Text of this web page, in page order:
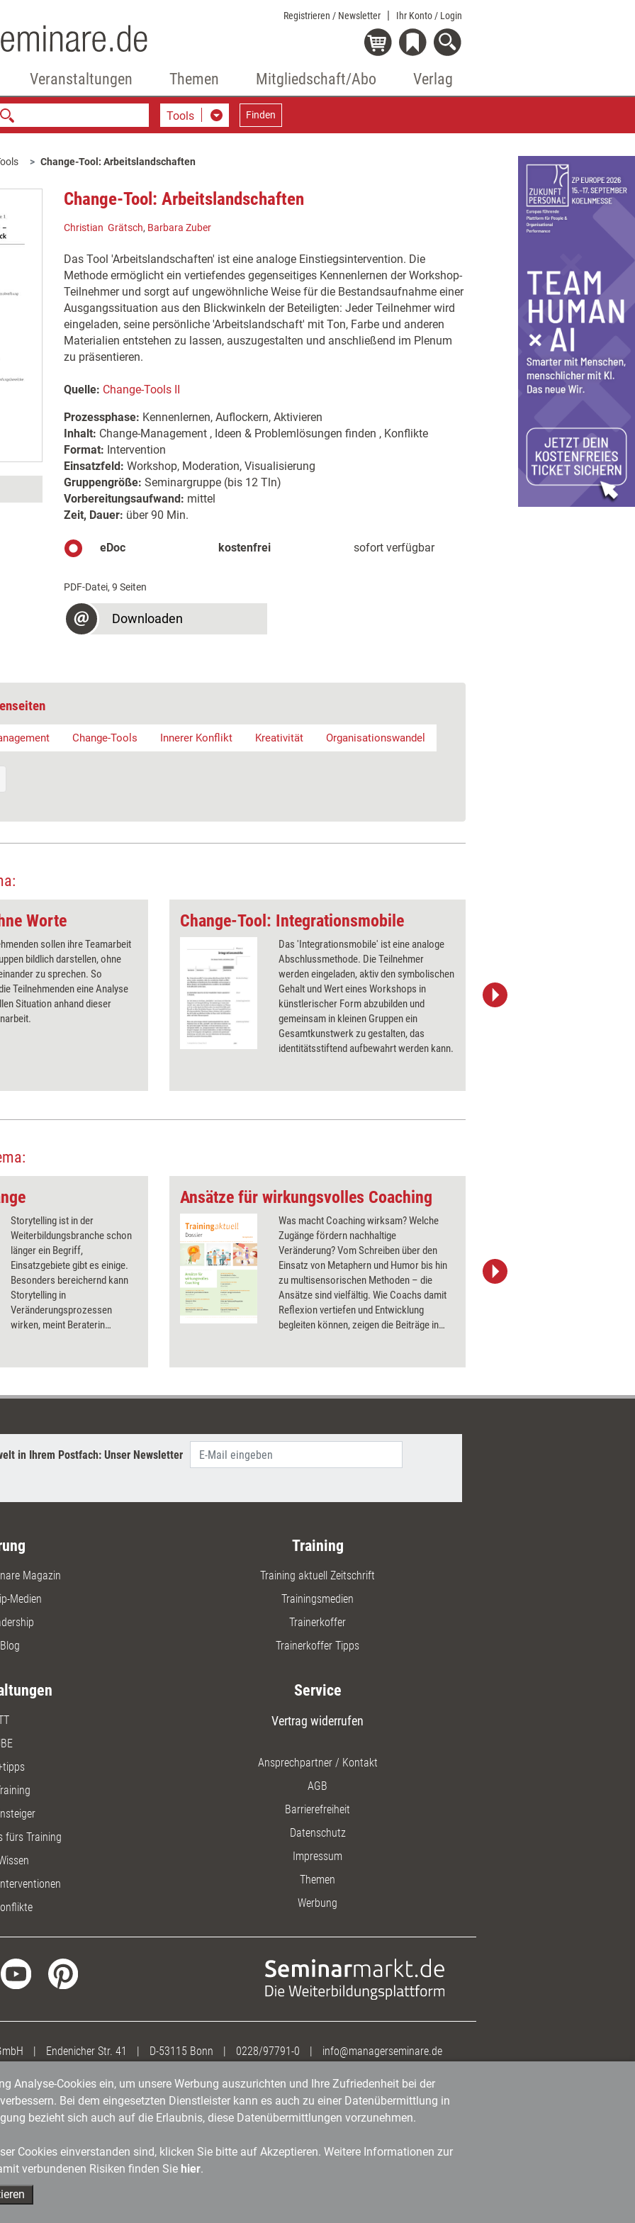
Registrieren / Newsletter Ihr Konto / Login
Veranstaltungen Themen Mitgliedschaft/Abo Verlag
Tools Finden
Change-Tool: Arbeitslandschaften
Change-Tool: Arbeitslandschaften
Christian Grätsch, Barbara Zuber
Das Tool 'Arbeitslandschaften' ist eine analoge Einstiegsintervention. Die
Methode ermöglicht ein vertiefendes gegenseitiges Kennenlernen der Workshop-
Teilnehmer und sorgt auf ungewöhnliche Weise für die Bestandsaufnahme einer
Ausgangssituation aus den Blickwinkeln der Beteiligten: Jeder Teilnehmer wird
eingeladen, seine persönliche 'Arbeitslandschaft' mit Ton, Farbe und anderen
Materialien entstehen zu lassen, auszugestalten und anschließend im Plenum
zu präsentieren.
Quelle: Change-Tools II
Prozessphase: Kennenlernen, Auflockern, Aktivieren
Inhalt: Change-Management , Ideen & Problemlösungen finden , Konflikte
Format: Intervention
Einsatzfeld: Workshop, Moderation, Visualisierung
Gruppengröße: Seminargruppe (bis 12 Tln)
Vorbereitungsaufwand: mittel
Zeit, Dauer: über 90 Min.
eDoc kostenfrei sofort verfügbar
PDF-Datei, 9 Seiten
Downloaden
Change-Tools Innerer Konflikt Kreativität Organisationswandel
Worte
sollen ihre Teamarbeit
bildlich darstellen, ohne
zu sprechen. So
Teilnehmenden eine Analyse
Situation anhand dieser
Change-Tool: Integrationsmobile
Das 'Integrationsmobile' ist eine analoge
Abschlussmethode. Die Teilnehmer
werden eingeladen, aktiv den symbolischen
Gehalt und Wert eines Workshops in
künstlerischer Form abzubilden und
gemeinsam in kleinen Gruppen ein
Gesamtkunstwerk zu gestalten, das
identitätsstiftend aufbewahrt werden kann.
Storytelling ist in der
Weiterbildungsbranche schon
länger ein Begriff,
Einsatzgebiete gibt es einige.
Besonders bereichernd kann
Storytelling in
Veränderungsprozessen
wirken, meint Beraterin
sich wann anbietet und wie
einen Überblick behält.
Ansätze für wirkungsvolles Coaching
Was macht Coaching wirksam? Welche
Zugänge fördern nachhaltige
Veränderung? Vom Schreiben über den
Einsatz von Metaphern und Humor bis hin
zu multisensorischen Methoden – die
Ansätze sind vielfältig. Wie Coachs damit
Reflexion vertiefen und Entwicklung
begleiten können, zeigen die Beiträge in
in Ihrem Postfach: Unser Newsletter
Magazin
Medien
Training
Training aktuell Zeitschrift
Trainingsmedien
Trainerkoffer
Trainerkoffer Tipps
fürs Training
Service
Vertrag widerrufen
Ansprechpartner / Kontakt
AGB
Barrierefreiheit
Datenschutz
Impressum
Themen
Werbung
| Endenicher Str. 41 | D-53115 Bonn | 0228/97791-0 | info@managerseminare.de
Analyse-Cookies ein, um unsere Werbung auszurichten und Ihre Zufriedenheit bei der
Bei dem eingesetzten Dienstleister kann es auch zu einer Datenübermittlung in
bezieht sich auch auf die Erlaubnis, diese Datenübermittlungen vorzunehmen.
Cookies einverstanden sind, klicken Sie bitte auf Akzeptieren. Weitere Informationen zur
verbundenen Risiken finden Sie hier.